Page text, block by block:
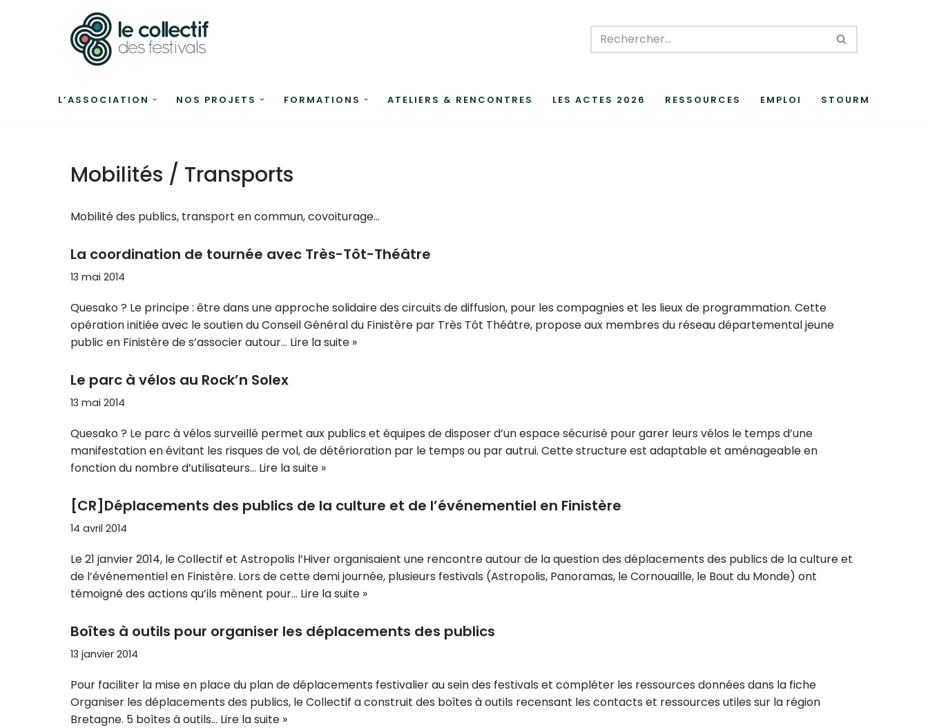
L’ASSOCIATION NOS PROJETS FORMATIONS ATELIERS & RENCONTRES LES ACTES 2026 RESSOURCES EMPLOI STOURM
Mobilités / Transports
Mobilité des publics, transport en commun, covoiturage…
La coordination de tournée avec Très-Tôt-Théâtre
13 mai 2014
Quesako ? Le principe : être dans une approche solidaire des circuits de diffusion, pour les compagnies et les lieux de programmation. Cette
opération initiée avec le soutien du Conseil Général du Finistère par Très Tôt Théâtre, propose aux membres du réseau départemental jeune
public en Finistère de s’associer autour… Lire la suite »
Le parc à vélos au Rock’n Solex
13 mai 2014
Quesako ? Le parc à vélos surveillé permet aux publics et équipes de disposer d’un espace sécurisé pour garer leurs vélos le temps d’une
manifestation en évitant les risques de vol, de détérioration par le temps ou par autrui. Cette structure est adaptable et aménageable en
fonction du nombre d’utilisateurs… Lire la suite »
[CR]Déplacements des publics de la culture et de l’événementiel en Finistère
14 avril 2014
Le 21 janvier 2014, le Collectif et Astropolis l’Hiver organisaient une rencontre autour de la question des déplacements des publics de la culture et
de l’événementiel en Finistère. Lors de cette demi journée, plusieurs festivals (Astropolis, Panoramas, le Cornouaille, le Bout du Monde) ont
témoigné des actions qu’ils mènent pour… Lire la suite »
Boîtes à outils pour organiser les déplacements des publics
13 janvier 2014
Pour faciliter la mise en place du plan de déplacements festivalier au sein des festivals et compléter les ressources données dans la fiche
Organiser les déplacements des publics, le Collectif a construit des boîtes à outils recensant les contacts et ressources utiles sur la région
Bretagne. 5 boîtes à outils… Lire la suite »